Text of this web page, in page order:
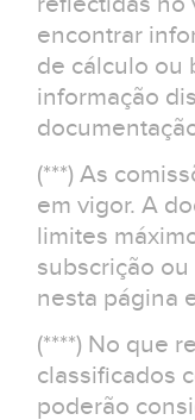
encontrar
de cálculo ou
informação
(***) As
em vigor. A
limites
subscrição
nesta página
(****) No que
classificados
poderão